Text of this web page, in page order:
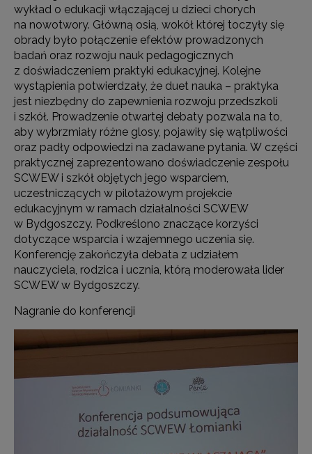
wykład o edukacji włączającej u dzieci chorych
na nowotwory. Główną osią, wokół której toczyły się
obrady było połączenie efektów prowadzonych
badań oraz rozwoju nauk pedagogicznych
z doświadczeniem praktyki edukacyjnej. Kolejne
wystąpienia potwierdzały, że duet nauka – praktyka
jest niezbędny do zapewnienia rozwoju przedszkoli
i szkół. Prowadzenie otwartej debaty pozwala na to,
aby wybrzmiały różne glosy, pojawiły się wątpliwości
oraz padły odpowiedzi na zadawane pytania. W części
praktycznej zaprezentowano doświadczenie zespołu
SCWEW i szkół objętych jego wsparciem,
uczestniczących w pilotażowym projekcie
edukacyjnym w ramach działalności SCWEW
w Bydgoszczy. Podkreślono znaczące korzyści
dotyczące wsparcia i wzajemnego uczenia się.
Konferencję zakończyła debata z udziałem
nauczyciela, rodzica i ucznia, którą moderowała lider
SCWEW w Bydgoszczy.
Nagranie do konferencji